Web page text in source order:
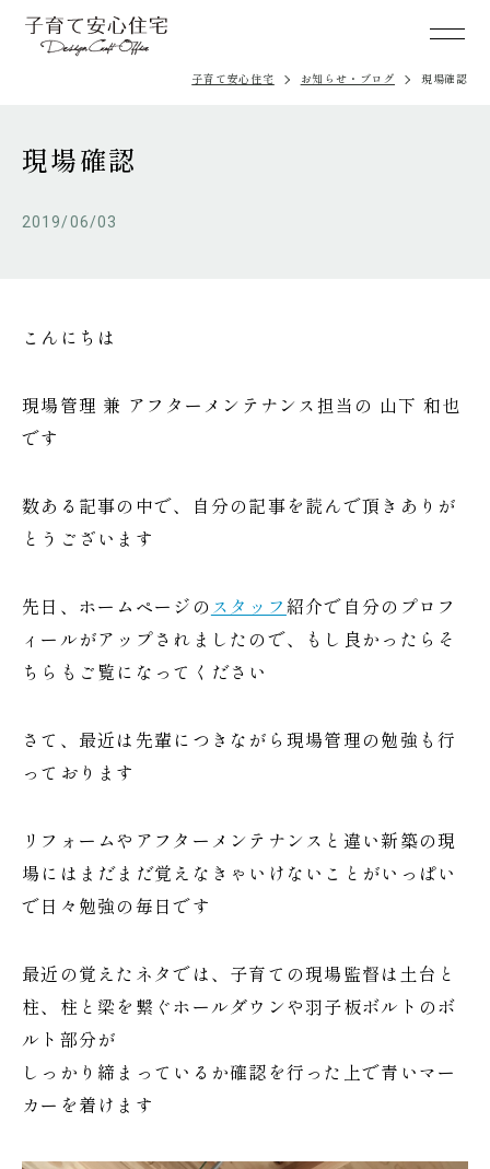
子育て安心住宅 お知らせ・ブログ 現場確認
現場確認
2019/06/03
こんにちは
現場管理 兼 アフターメンテナンス担当の 山下 和也
です
数ある記事の中で、自分の記事を読んで頂きありが
とうございます
先日、ホームページの スタッフ紹介で自分のプロフ
ィールがアップされましたので、もし良かったらそ
ちらもご覧になってください
さて、最近は先輩につきながら現場管理の勉強も行
っております
リフォームやアフターメンテナンスと違い新築の現
場にはまだまだ覚えなきゃいけないことがいっぱい
で日々勉強の毎日です
最近の覚えたネタでは、子育ての現場監督は土台と
柱、柱と梁を繋ぐホールダウンや羽子板ボルトのボ
ルト部分が
しっかり締まっているか確認を行った上で青いマー
カーを着けます